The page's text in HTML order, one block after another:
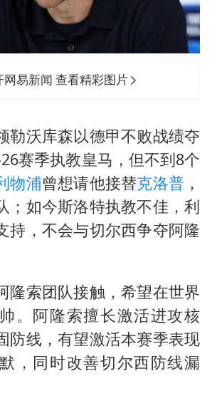
网易新闻 查看精彩图片
勒沃库森以德甲不败战绩夺
赛季执教皇马，但不到8个
物浦曾想请他接替克洛普 ，
；如今斯洛特执教不佳，利
持，不会与切尔西争夺阿隆
隆索团队接触，希望在世界
。阿隆索擅长激活进攻核
防线，有望激活本赛季表现
，同时改善切尔西防线漏